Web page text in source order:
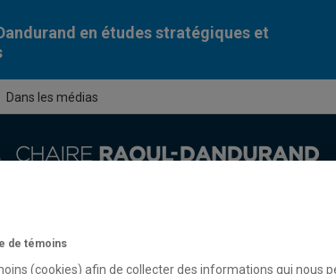
en études stratégiques et
Dans les médias
de témoins
(cookies) afin de collecter des informations qui nous